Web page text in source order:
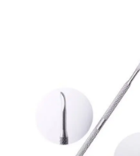
את חוקי המשחק!